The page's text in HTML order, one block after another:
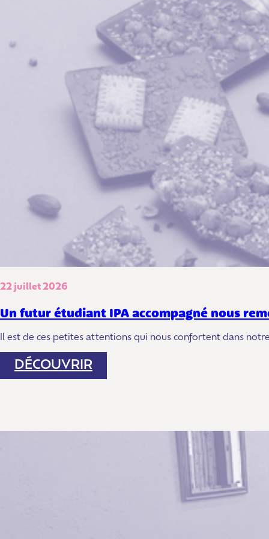
22 juillet 2026
Un futur étudiant IPA accompagné nous
Il est de ces petites attentions qui nous confortent dans
DÉCOUVRIR:
UN
ACCOMPAGNÉ